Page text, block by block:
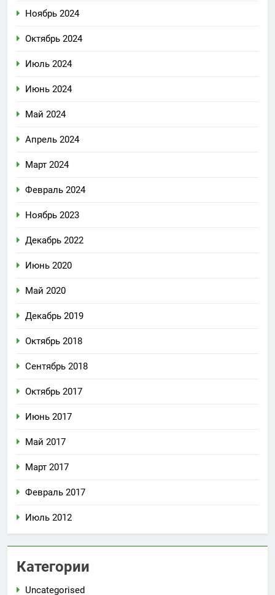
Ноябрь 2024
Октябрь 2024
Июль 2024
Июнь 2024
Май 2024
Апрель 2024
Март 2024
Февраль 2024
Ноябрь 2023
Декабрь 2022
Июнь 2020
Май 2020
Декабрь 2019
Октябрь 2018
Сентябрь 2018
Октябрь 2017
Июнь 2017
Май 2017
Март 2017
Февраль 2017
Июль 2012
Категории
Uncategorised